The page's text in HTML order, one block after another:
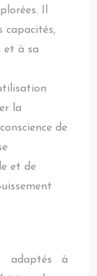
Il
capacités,
et à sa
la
de
et de
adaptés à